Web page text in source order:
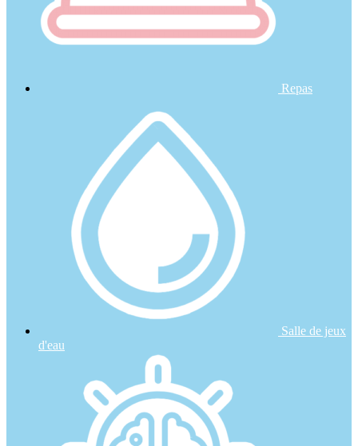
Repas
Salle de jeux
d'eau